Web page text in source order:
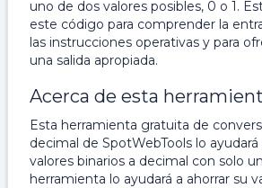
uno de dos valores posibles, 0 o 1.
este código para comprender la
las instrucciones operativas y para
una salida apropiada.
Acerca de esta
Esta herramienta gratuita de
decimal de SpotWebTools lo
valores binarios a decimal con solo
herramienta lo ayudará a ahorrar su